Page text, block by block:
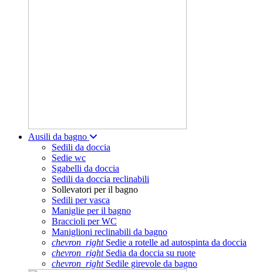
Ausili da bagno
Sedili da doccia
Sedie wc
Sgabelli da doccia
Sedili da doccia reclinabili
Sollevatori per il bagno
Sedili per vasca
Maniglie per il bagno
Braccioli per WC
Maniglioni reclinabili da bagno
chevron_rightSedie a rotelle ad autospinta da doccia
chevron_rightSedia da doccia su ruote
chevron_rightSedile girevole da bagno